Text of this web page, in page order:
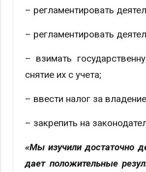
– регламентировать
– регламентировать
– взимать
снятие их с учета;
– ввести налог за
– закрепить на
«Мы изучили достаточно
дает положительные